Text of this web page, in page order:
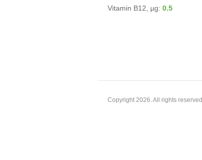
Vitamin B12, µg: 0.5
Copyright 2026. All rights reserved